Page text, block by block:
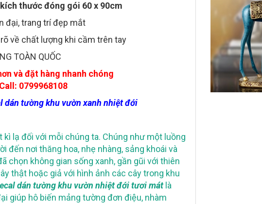
thước đóng gói 60 x 90cm
đại, trang trí đẹp mắt
về chất lượng khi cầm trên tay
TOÀN QUỐC
và đặt hàng nhanh chóng
Call: 0799968108
dán tường khu vườn xanh nhiệt đới
lạ đối với mỗi chúng ta. Chúng như một luồng
đến nơi thăng hoa, nhẹ nhàng, sảng khoái và
chọn không gian sống xanh, gần gũi với thiên
thật hoặc giả với hình ảnh các cây trong khu
dán tường khu vườn nhiệt đới tươi mátlà
giúp hô biến mảng tường đơn điệu, nhàm